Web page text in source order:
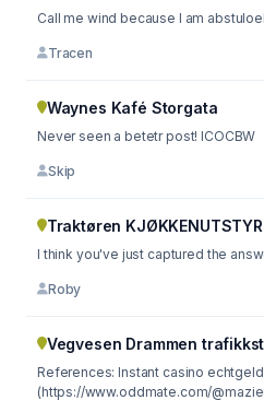
Call me wind because I am
Tracen
Waynes Kafé Storgata
Never seen a betetr post! ICOCBW
Skip
Traktøren KJØKKENUTSTYR
I think you've just captured the
Roby
Vegvesen Drammen
References: Instant casino echtgeld Instant Casino Bewertung
(https://www.oddmate.com/